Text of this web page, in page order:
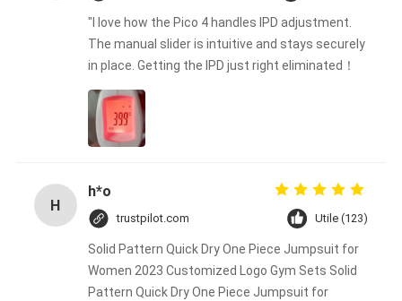
"I love how the Pico 4 handles IPD adjustment.
The manual slider is intuitive and stays securely
in place. Getting the IPD just right eliminated！
H
h*o
trustpilot.com Utile (123)
Solid Pattern Quick Dry One Piece Jumpsuit for
Women 2023 Customized Logo Gym Sets Solid
Pattern Quick Dry One Piece Jumpsuit for